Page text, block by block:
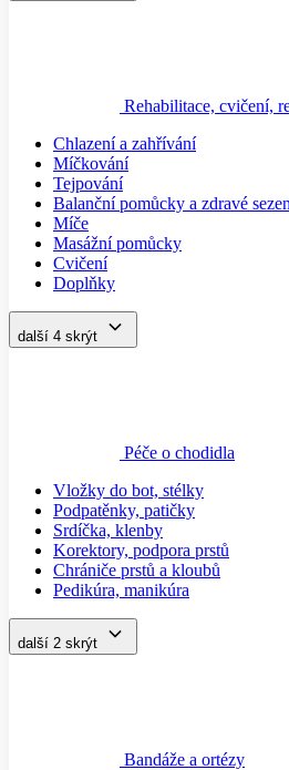
Rehabilitace, cvičení,
Chlazení a zahřívání
Míčkování
Tejpování
Balanční pomůcky a zdravé
Míče
Masážní pomůcky
Cvičení
Doplňky
další 4 skrýt
Péče o chodidla
Vložky do bot, stélky
Podpatěnky, patičky
Srdíčka, klenby
Korektory, podpora prstů
Chrániče prstů a kloubů
Pedikúra, manikúra
další 2 skrýt
Bandáže a ortézy